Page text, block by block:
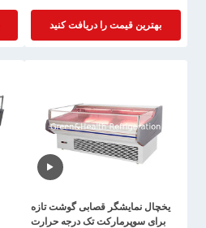
بهترین قیمت را دریافت کنید
یخچال نمایشگر قصابی گوشت تازه
برای سوپرمارکت تک درجه حرارت